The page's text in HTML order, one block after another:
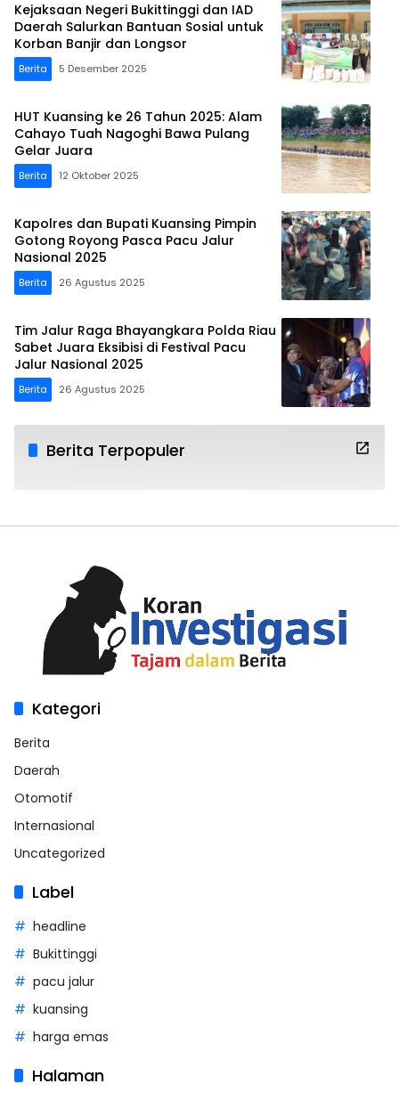
Kejaksaan Negeri Bukittinggi dan IAD
Daerah Salurkan Bantuan Sosial untuk
Korban Banjir dan Longsor
Berita 5 Desember 2025
HUT Kuansing ke 26 Tahun 2025: Alam
Cahayo Tuah Nagoghi Bawa Pulang
Gelar Juara
Berita 12 Oktober 2025
Kapolres dan Bupati Kuansing Pimpin
Gotong Royong Pasca Pacu Jalur
Nasional 2025
Berita 26 Agustus 2025
Tim Jalur Raga Bhayangkara Polda Riau
Sabet Juara Eksibisi di Festival Pacu
Jalur Nasional 2025
Berita 26 Agustus 2025
Berita Terpopuler
Kategori
Berita
Daerah
Otomotif
Internasional
Uncategorized
Label
headline
Bukittinggi
pacu jalur
kuansing
harga emas
Halaman